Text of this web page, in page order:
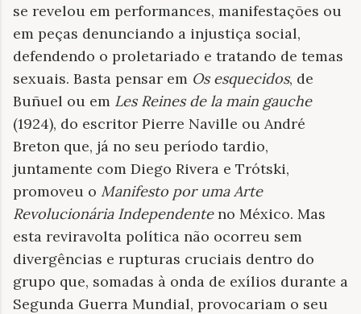
se revelou em performances, manifestações ou
em peças denunciando a injustiça social,
defendendo o proletariado e tratando de temas
sexuais. Basta pensar em Os esquecidos, de
Buñuel ou em Les Reines de la main gauche
(1924), do escritor Pierre Naville ou André
Breton que, já no seu período tardio,
juntamente com Diego Rivera e Trótski,
promoveu o Manifesto por uma Arte
Revolucionária Independenteno México. Mas
esta reviravolta política não ocorreu sem
divergências e rupturas cruciais dentro do
grupo que, somadas à onda de exílios durante a
Segunda Guerra Mundial, provocariam o seu